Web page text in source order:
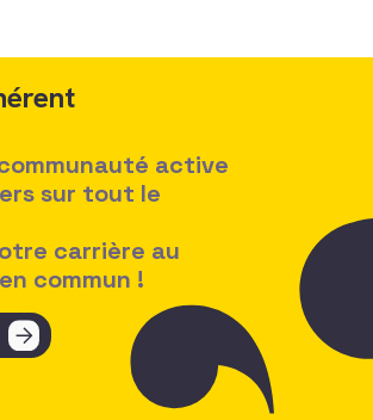
active
sur tout le
carrière au
commun !